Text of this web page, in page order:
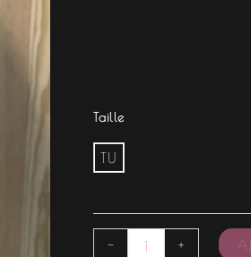
Taille
TU
- +